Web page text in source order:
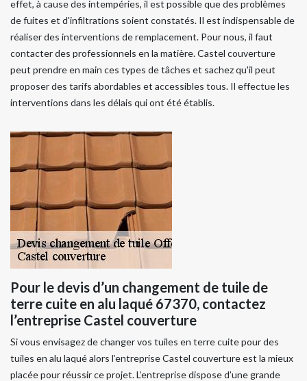
effet, à cause des intempéries, il est possible que des problèmes
de fuites et d'infiltrations soient constatés. Il est indispensable de
réaliser des interventions de remplacement. Pour nous, il faut
contacter des professionnels en la matière. Castel couverture
peut prendre en main ces types de tâches et sachez qu'il peut
proposer des tarifs abordables et accessibles tous. Il effectue les
interventions dans les délais qui ont été établis.
Pour le devis d’un changement de tuile de
terre cuite en alu laqué 67370, contactez
l’entreprise Castel couverture
Si vous envisagez de changer vos tuiles en terre cuite pour des
tuiles en alu laqué alors l’entreprise Castel couverture est la mieux
placée pour réussir ce projet. L’entreprise dispose d’une grande